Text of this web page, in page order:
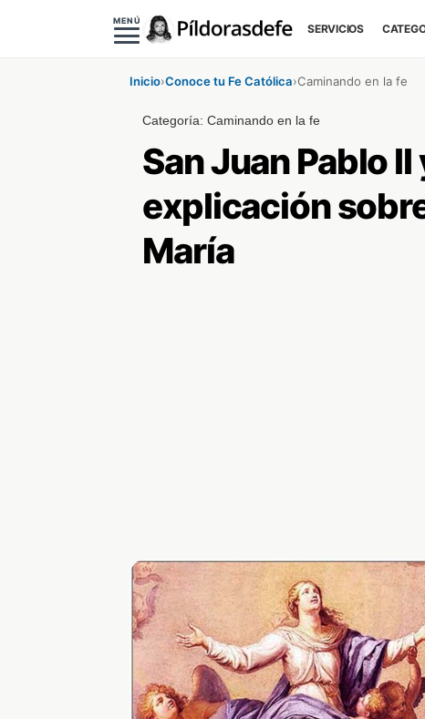
MENÚ
SERVICIOS
Inicio›Conoce tu Fe Católica›Caminando en la fe
Categoría:Caminando en la fe
San Juan Pablo
explicación
María